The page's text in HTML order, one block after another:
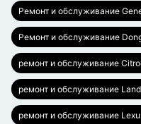
Ремонт и обслуживание
Ремонт и обслуживание
ремонт и обслуживание
ремонт и обслуживание
ремонт и обслуживание